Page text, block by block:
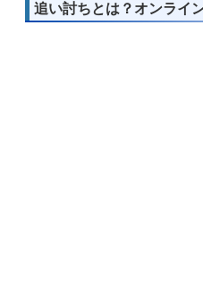
追い討ちとは？オンライ